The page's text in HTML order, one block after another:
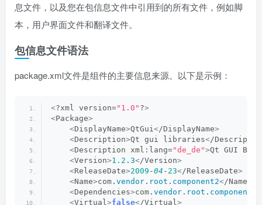
息文件，以及您在包信息文件中引用到的所有文件，例如脚
本，用户界面文件和翻译文件。
包信息文件语法
package.xml文件是组件的主要信息来源。以下是示例：
<?xml version="1.0" ?>
<Package>
<DisplayName>QtGui</DisplayName>
<Description>Qt gui libraries</
<Description xml:lang="de_de">Qt GUI
<Version>1.2 . 3</Version>
<ReleaseDate>2009 -04 - 23</ReleaseDate>
<Name>com. vendor . root . component2</Name
<Dependencies>com. vendor . root . component1
<Virtual>false</Virtual>